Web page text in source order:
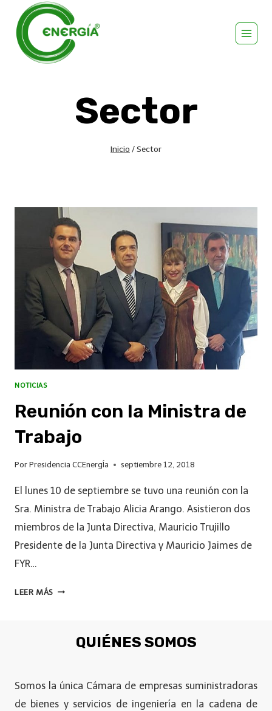
Sector
Inicio /Sector
NOTICIAS
Reunión con la Ministra de
Trabajo
Por Presidencia CCEnergÍa septiembre 12, 2018
El lunes 10 de septiembre se tuvo una reunión con la
Sra. Ministra de Trabajo Alicia Arango. Asistieron dos
miembros de la Junta Directiva, Mauricio Trujillo
Presidente de la Junta Directiva y Mauricio Jaimes de
FYR…
LEER MÁS
QUIÉNES SOMOS
Somos la única Cámara de empresas suministradoras
de bienes y servicios de ingeniería en la cadena de